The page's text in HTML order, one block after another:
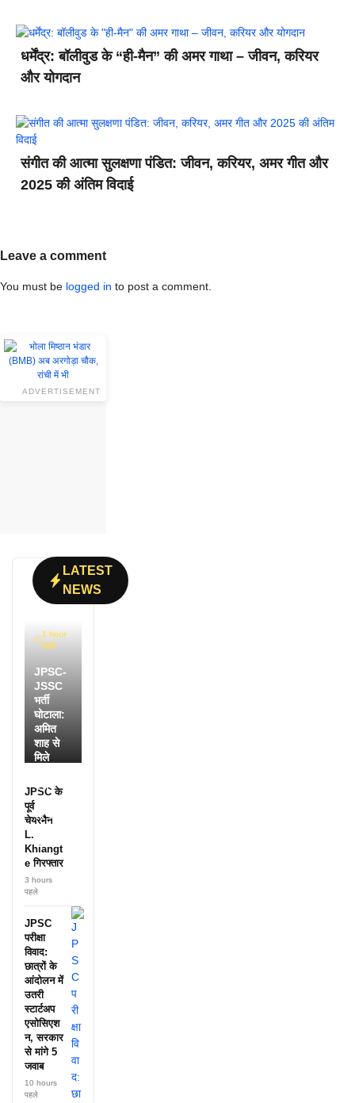
धर्मेंद्र: बॉलीवुड के “ही-मैन” की अमर गाथा – जीवन, करियर
और योगदान
संगीत की आत्मा सुलक्षणा पंडित: जीवन, करियर, अमर गीत और
2025 की अंतिम विदाई
Leave a comment
You must be logged in to post a comment.
ADVERTISEMENT
LATEST
NEWS
1 hour
पहले
JPSC-
JSSC
भर्ती
घोटाला:
अमित
शाह से
मिले
मनीष
जायसवा
ल, CBI
मांग
JPSC के
पूर्व
चेयरमैन
L.
Khiangt
e गिरफ्तार
3 hours
पहले
JPSC
परीक्षा
विवाद:
छात्रों के
आंदोलन में
उतरी
स्टार्टअप
एसोसिएश
न, सरकार
से मांगे 5
जवाब
10 hours
पहले